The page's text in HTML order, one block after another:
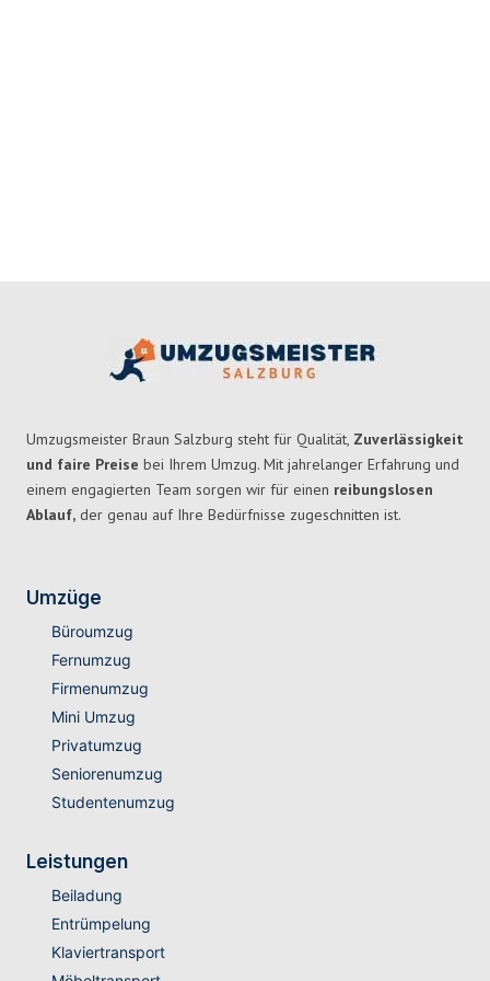
Umzugsmeister Braun Salzburg steht für Qualität, Zuverlässigkeit
und faire Preise bei Ihrem Umzug. Mit jahrelanger Erfahrung und
einem engagierten Team sorgen wir für einen reibungslosen
Ablauf, der genau auf Ihre Bedürfnisse zugeschnitten ist.
Umzüge
Büroumzug
Fernumzug
Firmenumzug
Mini Umzug
Privatumzug
Seniorenumzug
Studentenumzug
Leistungen
Beiladung
Entrümpelung
Klaviertransport